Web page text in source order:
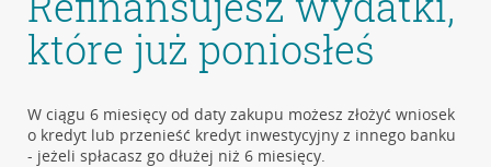
które już poniosłeś
W ciągu 6 miesięcy od daty zakupu możesz złożyć wniosek
o kredyt lub przenieść kredyt inwestycyjny z innego banku
- jeżeli spłacasz go dłużej niż 6 miesięcy.